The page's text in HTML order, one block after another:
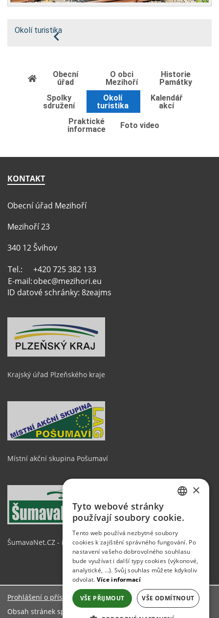
Okolí turistika
Obecní
úřad
O obci
Mezihoří
Historie
Památky
Spolky
sdružení
Okolí
turistika
Kalendář
akcí
Praktické
informace
Foto video
KONTAKT
Obecní úřad Mezihoří
Mezihoří 23
340 12 Švihov
Tel.:
+420 725 382 133
E-mail:obec@mezihori.eu
ID datové schránky: 8zeajms
Krajský úřad Plzeňského kraje
Místní akční skupina Pošumaví
ŠumavaNet.CZ - informace o regionu
Prohlášení o přístupnosti
Obsah stránek spravuje: Obecní úřad Mezihoří
ENGLISH
×
Tyto webové stránky
používají soubory cookie.
Tento web používá nezbytné soubory
cookies k zajištění správného fungování. Po
nastavení vašeho dobrovolného souhlasu
bude využívat i další typy cookies (výkonové,
analytické, …). Svůj souhlas můžete kdykoliv
odvolat. Více informací
VŠE PŘIJMOUT VŠE ODMÍTNOUT